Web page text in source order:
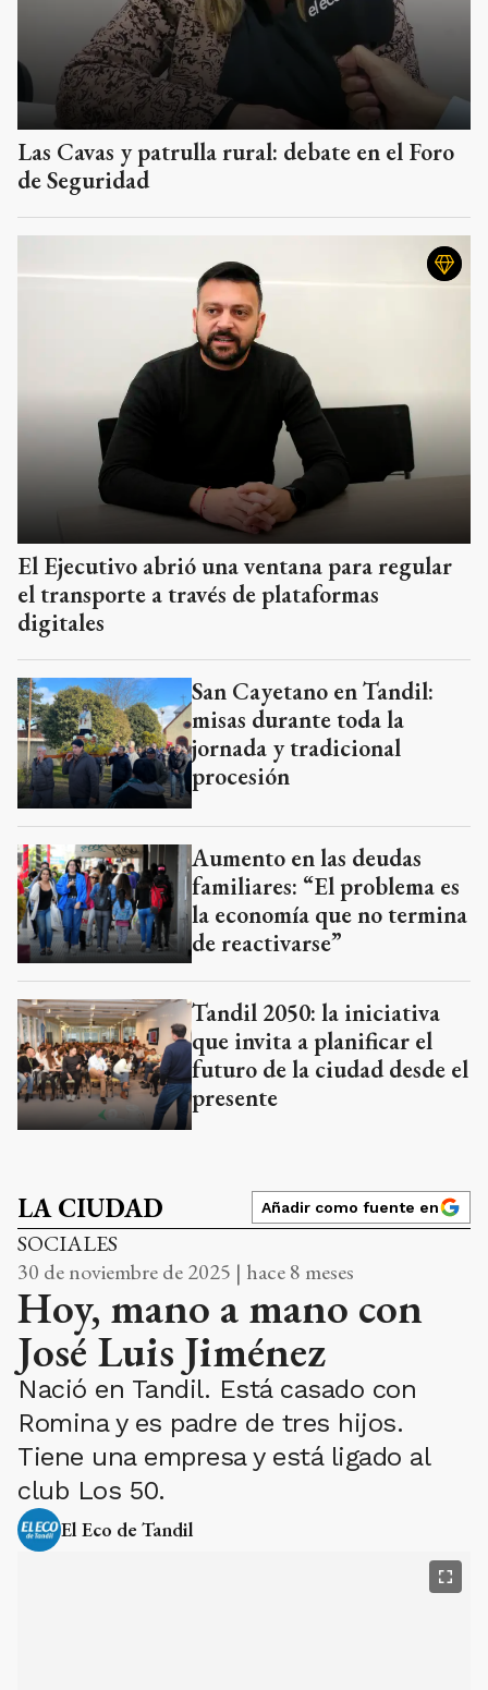
Las Cavas y patrulla rural: debate en el Foro
de Seguridad
El Ejecutivo abrió una ventana para regular
el transporte a través de plataformas
digitales
San Cayetano en Tandil:
misas durante toda la
jornada y tradicional
procesión
Aumento en las deudas
familiares: “El problema es
la economía que no termina
de reactivarse”
Tandil 2050: la iniciativa
que invita a planificar el
futuro de la ciudad desde el
presente
LA CIUDAD Añadir como fuente en
SOCIALES
30 de noviembre de 2025 | hace 8 meses
Hoy, mano a mano con
José Luis Jiménez
Nació en Tandil. Está casado con
Romina y es padre de tres hijos.
Tiene una empresa y está ligado al
club Los 50.
El Eco de Tandil